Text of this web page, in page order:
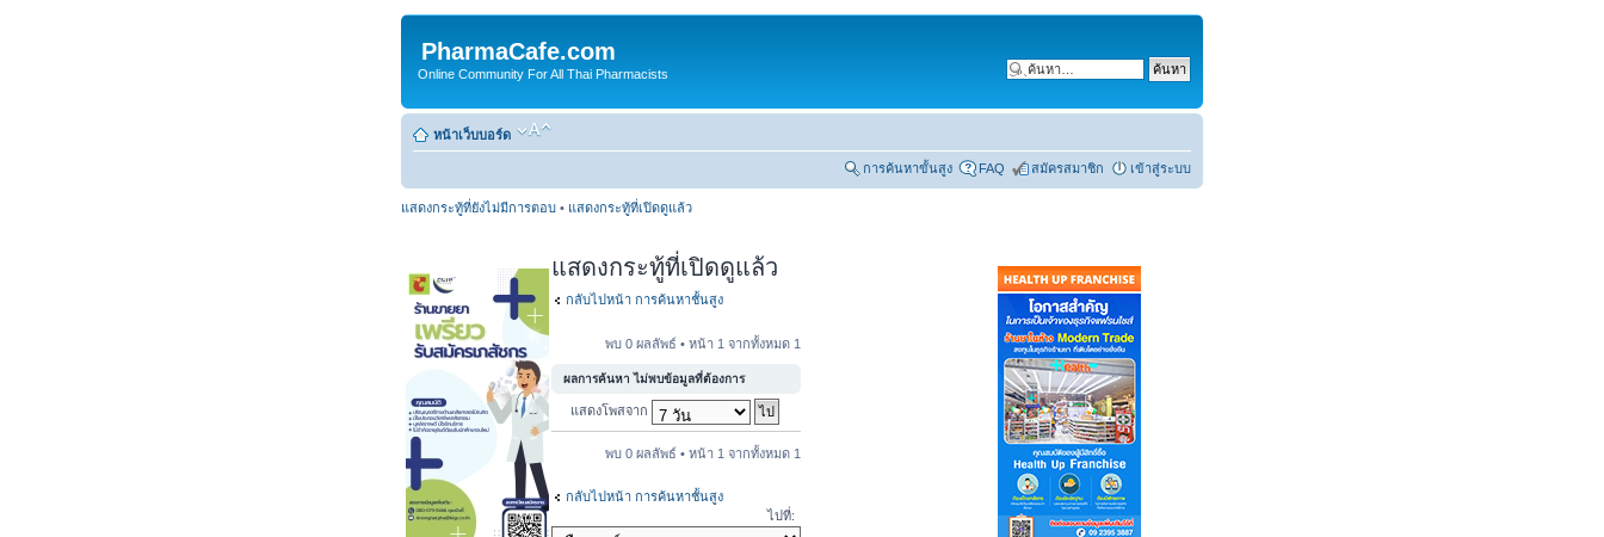
PharmaCafe.com
Online Community For All Thai Pharmacists
หน้าเว็บบอร์ด
การค้นหาขั้นสูง FAQ สมัครสมาชิก เข้าสู่ระบบ
แสดงกระทู้ที่ยังไม่มีการตอบ • แสดงกระทู้ที่เปิดดูแล้ว
แสดงกระทู้ที่เปิดดูแล้ว
กลับไปหน้า การค้นหาชั้นสูง
พบ 0 ผลลัพธ์ • หน้า 1 จากทั้งหมด 1
ผลการค้นหา ไม่พบข้อมูลที่ต้องการ
แสดงโพสจาก
พบ 0 ผลลัพธ์ • หน้า 1 จากทั้งหมด 1
กลับไปหน้า การค้นหาชั้นสูง
ไปที่: